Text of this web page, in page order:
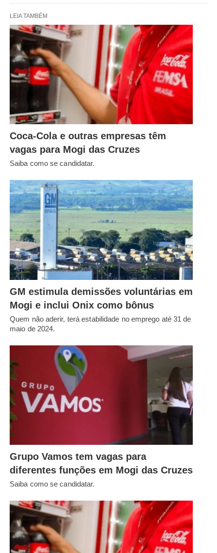
LEIA TAMBÉM
Coca-Cola e outras empresas têm
vagas para Mogi das Cruzes
Saiba como se candidatar.
GM estimula demissões voluntárias em
Mogi e inclui Onix como bônus
Quem não aderir, terá estabilidade no emprego até 31 de
maio de 2024.
Grupo Vamos tem vagas para
diferentes funções em Mogi das Cruzes
Saiba como se candidatar.